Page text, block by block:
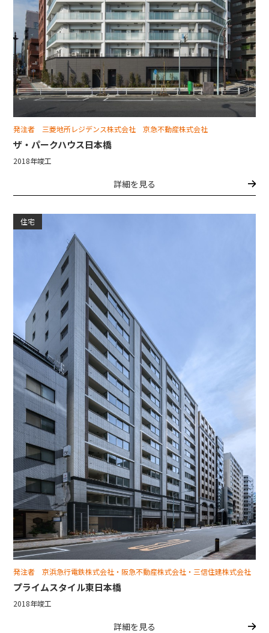
発注者 三菱地所レジデンス株式会社 京急不動産株式会社
ザ・パークハウス日本橋
2018年竣工
詳細を見る
住宅
発注者 京浜急行電鉄株式会社・阪急不動産株式会社・三信住建株式会社
プライムスタイル東日本橋
2018年竣工
詳細を見る